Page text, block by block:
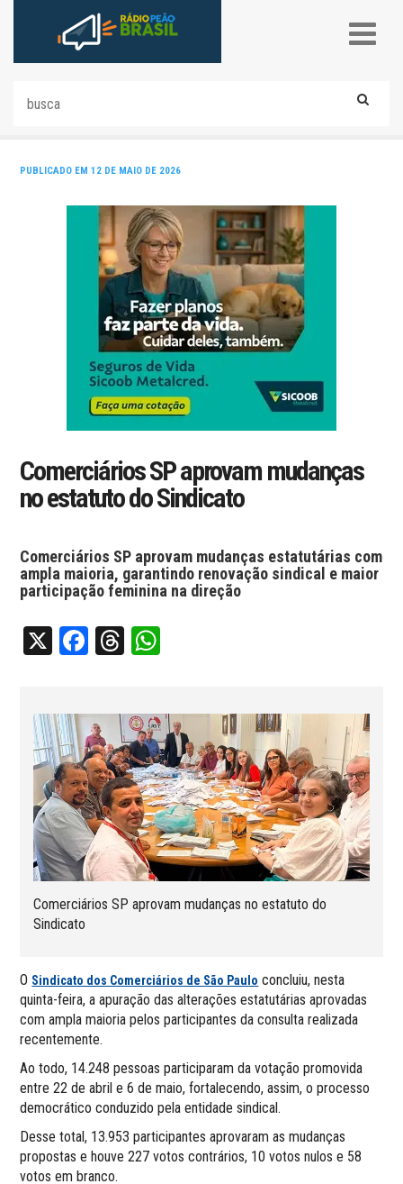
PUBLICADO EM 12 DE MAIO DE 2026
Comerciários SP aprovam mudanças
no estatuto do Sindicato
Comerciários SP aprovam mudanças estatutárias com
ampla maioria, garantindo renovação sindical e maior
participação feminina na direção
X Facebook
Threads
Comerciários SP aprovam mudanças no estatuto do
Sindicato
O Sindicato dos Comerciários de São Paulo concluiu, nesta
quinta-feira, a apuração das alterações estatutárias aprovadas
com ampla maioria pelos participantes da consulta realizada
recentemente.
Ao todo, 14.248 pessoas participaram da votação promovida
entre 22 de abril e 6 de maio, fortalecendo, assim, o processo
democrático conduzido pela entidade sindical.
Desse total, 13.953 participantes aprovaram as mudanças
propostas e houve 227 votos contrários, 10 votos nulos e 58
votos em branco.